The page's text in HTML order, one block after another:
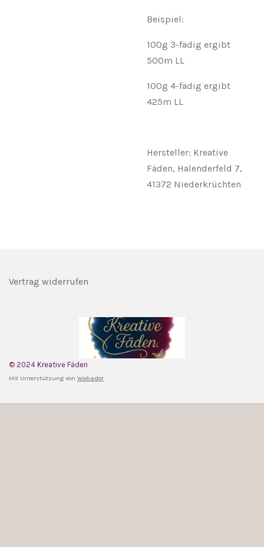
Beispiel:
100g 3-fädig ergibt
500m LL
100g 4-fädig ergibt
425m LL
Hersteller: Kreative
Fäden, Halenderfeld 7,
41372 Niederkrüchten
Vertrag widerrufen
© 2024 Kreative Fäden
Mit Unterstützung von Webador